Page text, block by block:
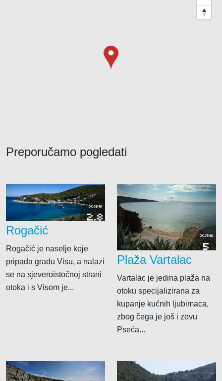
Preporučamo pogledati
OCJENA
2.8
Rogačić
Rogačić je naselje koje
pripada gradu Visu, a nalazi
se na sjeveroistočnoj strani
otoka i s Visom je...
OCJENA
5
Plaža Vartalac
Vartalac je jedina plaža na
otoku specijalizirana za
kupanje kućnih ljubimaca,
zbog čega je još i zovu
Pseća...